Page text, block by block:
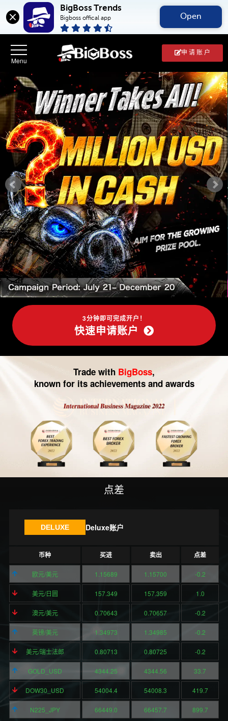
BigBoss Trends
Bigboss offical app Open
申 请 账 户
BigBoss(币
博
外
汇
中
文
官
网)
-
外
汇
交
易|
CFD
交
易
3分钟即可完成开户！
快速申请账户
Trade with BigBoss,
known for its achievements and awards
点差
DELUXE Deluxe账户
币种 买进 卖出 点差
欧元/美元 1.15689 1.15700 -0.2
美元/日圆 157.349 157.359 1.0
澳元/美元 0.70643 0.70657 -0.2
英镑/美元 1.34973 1.34985 -0.2
美元/瑞士法郎 0.80713 0.80725 -0.2
GOLD_USD 4344.25 4344.56 33.7
DOW30_USD 54004.4 54008.3 419.7
N225_JPY 66449.0 66457.7 899.7